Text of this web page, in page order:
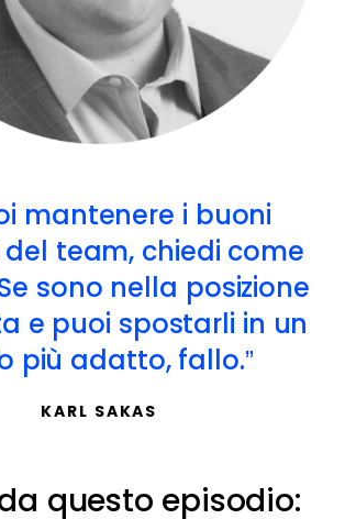
mantenere i buoni
team, chiedi come
sono nella posizione
e puoi spostarli in un
più adatto, fallo.
KARL SAKAS
questo episodio: